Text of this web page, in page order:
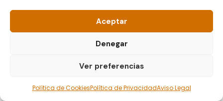
Aceptar
Denegar
Ver preferencias
Política de CookiesPolítica de PrivacidadAviso Legal
necesitará focalizarse en algunos campos sociales, en
aquellos que son más relevantes hoy para el
podrán ser también de interés, pero los límites de
obligarán a dejarlos a un lado. En segundo lugar, esta
quién y en favor de qué está (40). En tercer lugar, y